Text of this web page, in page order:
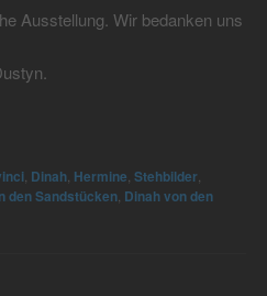
Ausstellung. Wir bedanken uns
Dinah Hermine Stehbilder
den Sandstücken Dinah von den